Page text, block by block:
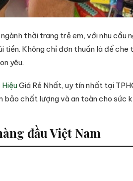
thời trang trẻ em, với nhu
Không chỉ đơn thuần là để che
yêu.
HiệuGiá Rẻ Nhất, uy tín nhất tại
bảo chất lượng và an toàn cho sức
đầu Việt Nam